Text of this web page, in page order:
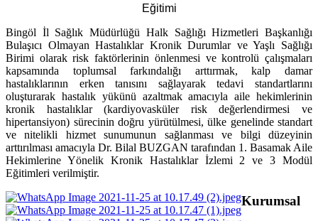
Eğitimi
Bingöl İl Sağlık Müdürlüğü Halk Sağlığı Hizmetleri Başkanlığı
Bulaşıcı Olmayan Hastalıklar Kronik Durumlar ve Yaşlı Sağlığı
Birimi olarak risk faktörlerinin önlenmesi ve kontrolü çalışmaları
kapsamında toplumsal farkındalığı arttırmak, kalp damar
hastalıklarının erken tanısını sağlayarak tedavi standartlarını
oluşturarak hastalık yükünü azaltmak amacıyla aile hekimlerinin
kronik hastalıklar (kardiyovasküler risk değerlendirmesi ve
hipertansiyon) sürecinin doğru yürütülmesi, ülke genelinde standart
ve nitelikli hizmet sunumunun sağlanması ve bilgi düzeyinin
arttırılması amacıyla Dr. Bilal BUZGAN tarafından 1. Basamak Aile
Hekimlerine Yönelik Kronik Hastalıklar İzlemi 2 ve 3 Modül
Eğitimleri verilmiştir.
Kurumsal